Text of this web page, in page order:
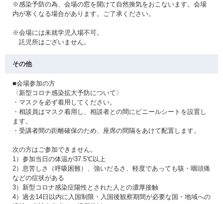
※感染予防の為、会場の窓を開けて自然換気をおこないます。会場
内が寒くなる場合があります。ご了承ください。
※会場には未就学児入場不可。
託児所はございません。
その他
■会場参加の方
〈新型コロナ感染拡大予防について〉
・マスクを必ず着用してください。
・相談員はマスク着用し、相談者との間にビニールシートを設置し
ます。
・受講者間の距離確保のため、座席の間隔をあけて配置します。
次の方はご参加できません。
1）参加当日の体温が37.5℃以上
2）息苦しさ（呼吸困難）、強いだるさ、軽度であっても咳・咽頭痛
などの症状がある
3）新型コロナ感染症陽性とされた人との濃厚接触
4）過去14日以内に入国制限・入国後観察期間が必要な国・地域への